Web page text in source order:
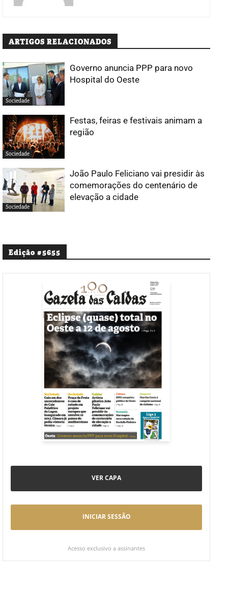
ARTIGOS RELACIONADOS
Sociedade
Governo anuncia PPP para novo
Hospital do Oeste
Sociedade
Festas, feiras e festivais animam a
região
Sociedade
João Paulo Feliciano vai presidir às
comemorações do centenário de
elevação a cidade
Edição #5655
VER CAPA
INICIAR SESSÃO
Acesso exclusivo a assinantes